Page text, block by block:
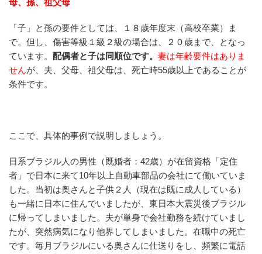
母、孫、祖父母
「子」と孫の要件としては、１８歳年度末（高校卒業）ま
で。但し、傷害等級１級２級の場合は、２０歳まで、となっ
ています。 配偶者と子は同順位です。 妻は年齢要件はありま
せんが、夫、父母、祖父母は、死亡時55歳以上であることが
条件です。
ここで、具体的事例で説明しましょう。
日系ブラジル人の男性（既婚者：42歳）が在留資格「定住
者」で日本に来て10年以上自動車部品の会社にて働いていま
した。当初は奥さんと子供２人（現在は既に成人している）
も一緒に日本に住んでいましたが、東日本大震災後ブラジル
に帰ってしまいました。夫が単身で会社勤務を続けていまし
たが、突然病気になり他界してしまいました。在職中の死亡
です。毎月ブラジルにいる奥さんに仕送りをし、頻繁に電話